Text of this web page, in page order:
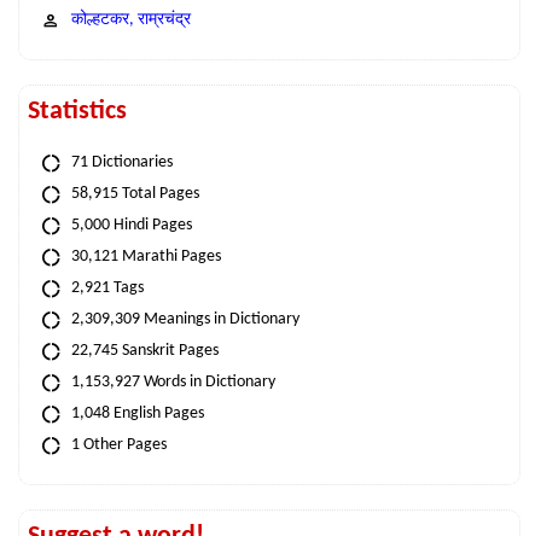
कोल्हटकर, राम्रचंद्र
Statistics
71 Dictionaries
58,915 Total Pages
5,000 Hindi Pages
30,121 Marathi Pages
2,921 Tags
2,309,309 Meanings in Dictionary
22,745 Sanskrit Pages
1,153,927 Words in Dictionary
1,048 English Pages
1 Other Pages